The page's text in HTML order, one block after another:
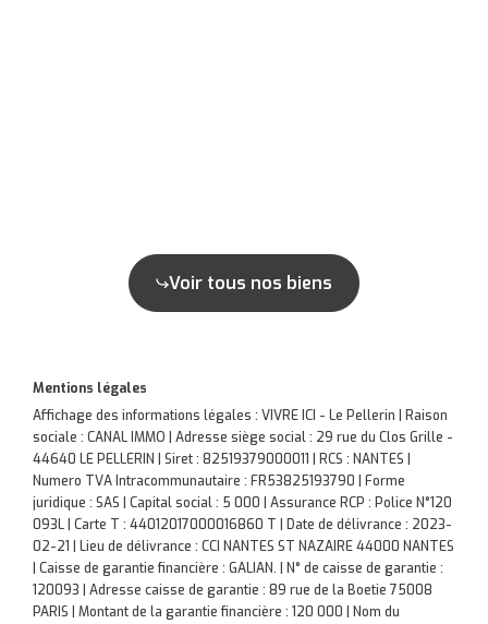
Voir tous nos biens
Mentions légales
Affichage des informations légales : VIVRE ICI - Le Pellerin | Raison
sociale : CANAL IMMO | Adresse siège social : 29 rue du Clos Grille -
44640 LE PELLERIN | Siret : 82519379000011 | RCS : NANTES |
Numero TVA Intracommunautaire : FR53825193790 | Forme
juridique : SAS | Capital social : 5 000 | Assurance RCP : Police N°120
093L | Carte T : 44012017000016860 T | Date de délivrance : 2023-
02-21 | Lieu de délivrance : CCI NANTES ST NAZAIRE 44000 NANTES
| Caisse de garantie financière : GALIAN. | N° de caisse de garantie :
120093 | Adresse caisse de garantie : 89 rue de la Boetie 75008
PARIS | Montant de la garantie financière : 120 000 | Nom du